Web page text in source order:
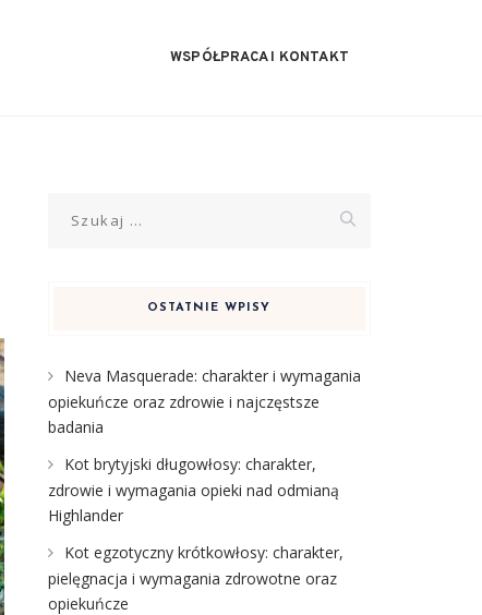
WSPÓŁPRACA I KONTAKT
OSTATNIE WPISY
Neva Masquerade: charakter i wymagania
opiekuńcze oraz zdrowie i najczęstsze
badania
Kot brytyjski długowłosy: charakter,
zdrowie i wymagania opieki nad odmianą
Highlander
Kot egzotyczny krótkowłosy: charakter,
pielęgnacja i wymagania zdrowotne oraz
opiekuńcze